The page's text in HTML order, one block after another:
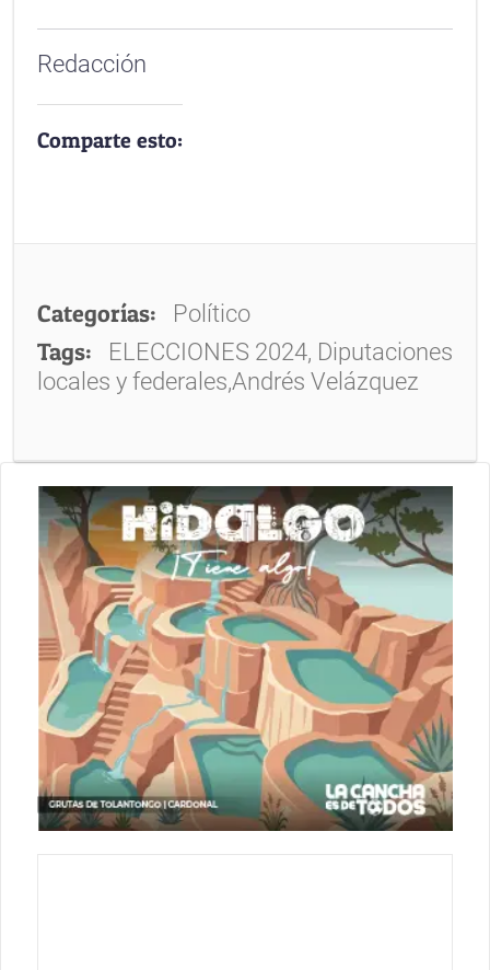
Redacción
Comparte esto:
Categorías: Político
Tags:
ELECCIONES 2024, Diputaciones
locales y federales,Andrés Velázquez